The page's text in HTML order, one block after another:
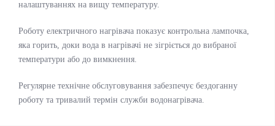
налаштуваннях на вищу температуру.
Роботу електричного нагрівача показує контрольна лампочка,
яка горить, доки вода в нагрівачі не зігріється до вибраної
температури або до вимкнення.
Регулярне технічне обслуговування забезпечує бездоганну
роботу та тривалий термін служби водонагрівача.